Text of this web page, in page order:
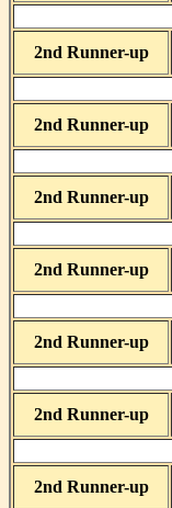
2nd Runner-up
2nd Runner-up
2nd Runner-up
2nd Runner-up
2nd Runner-up
2nd Runner-up
2nd Runner-up